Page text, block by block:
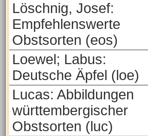
Löschnig, Josef:
Empfehlenswerte
Obstsorten (eos)
Loewel; Labus:
Deutsche Äpfel (loe)
Lucas: Abbildungen
württembergischer
Obstsorten (luc)